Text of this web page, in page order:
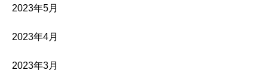
2023年5月
2023年4月
2023年3月